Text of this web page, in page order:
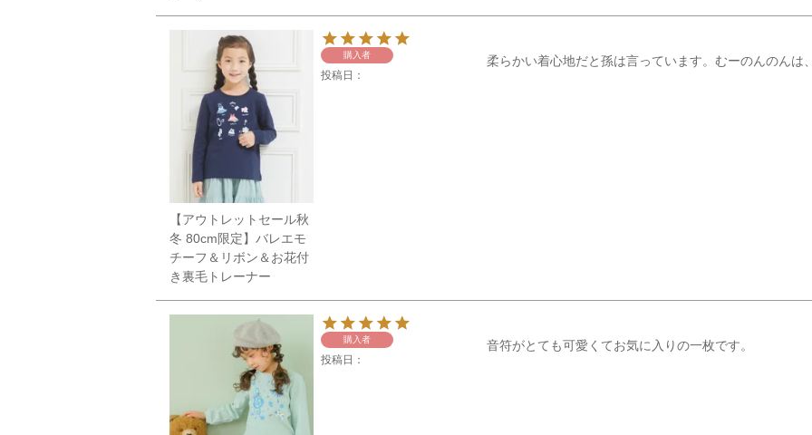
【アウトレットセール秋
冬 80cm限定】バレエモ
チーフ＆リボン＆お花付
き裏毛トレーナー
購入者
投稿日
柔らかい着心地だと孫は言っています。むーのんのんは
購入者
投稿日
音符がとても可愛くてお気に入りの一枚です。